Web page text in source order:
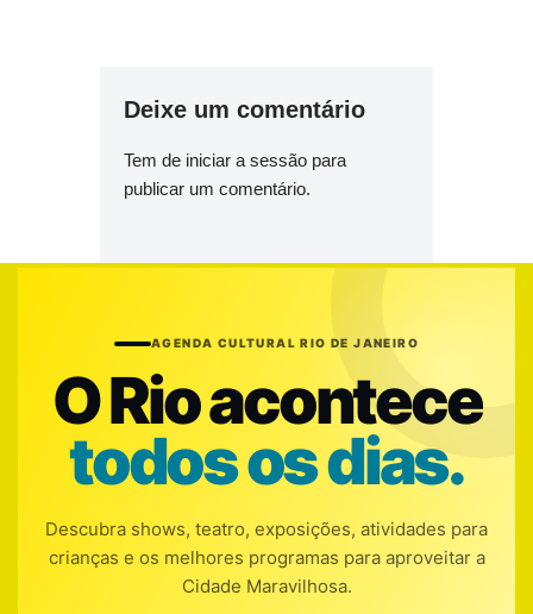
Deixe um comentário
Tem de iniciar a sessão para
publicar um comentário.
AGENDA CULTURAL RIO DE JANEIRO
O Rio acontece
todos os dias.
Descubra shows, teatro, exposições, atividades para
crianças e os melhores programas para aproveitar a
Cidade Maravilhosa.